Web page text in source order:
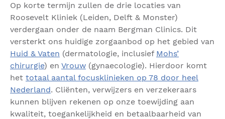
Op korte termijn zullen de drie locaties van
Roosevelt Kliniek (Leiden, Delft & Monster)
verdergaan onder de naam Bergman Clinics. Dit
versterkt ons huidige zorgaanbod op het gebied van
Huid & Vaten (dermatologie, inclusief Mohs’
chirurgie) en Vrouw (gynaecologie). Hierdoor komt
het totaal aantal focusklinieken op 78 door heel
Nederland. Cliënten, verwijzers en verzekeraars
kunnen blijven rekenen op onze toewijding aan
kwaliteit, toegankelijkheid en betaalbaarheid van